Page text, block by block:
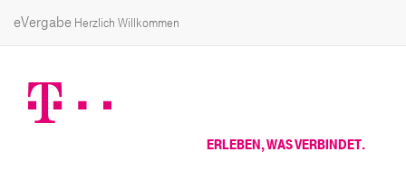
eVergabe Herzlich Willkommen
ERLEBEN, WAS VERBINDET.